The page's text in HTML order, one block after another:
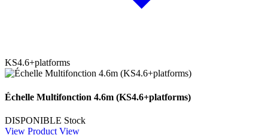
KS4.6+platforms
Échelle Multifonction 4.6m (KS4.6+platforms)
DISPONIBLE Stock
View Product View